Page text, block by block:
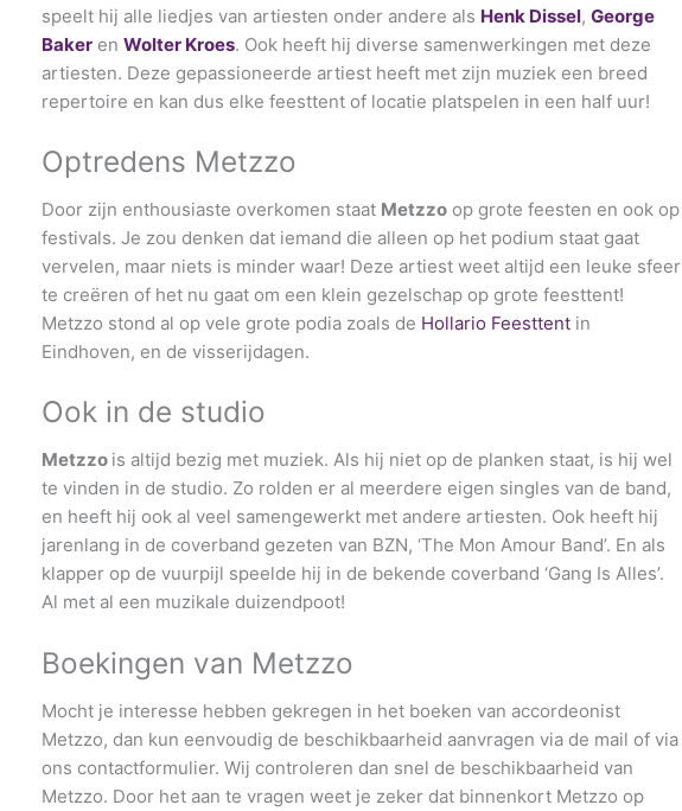
speelt hij alle liedjes van artiesten onder andere als Henk Dissel, George
Baker en Wolter Kroes. Ook heeft hij diverse samenwerkingen met deze
artiesten. Deze gepassioneerde artiest heeft met zijn muziek een breed
repertoire en kan dus elke feesttent of locatie platspelen in een half uur!
Optredens Metzzo
Door zijn enthousiaste overkomen staat Metzzo op grote feesten en ook op
festivals. Je zou denken dat iemand die alleen op het podium staat gaat
vervelen, maar niets is minder waar! Deze artiest weet altijd een leuke sfeer
te creëren of het nu gaat om een klein gezelschap op grote feesttent!
Metzzo stond al op vele grote podia zoals de Hollario Feesttent in
Eindhoven, en de visserijdagen.
Ook in de studio
Metzzo is altijd bezig met muziek. Als hij niet op de planken staat, is hij wel
te vinden in de studio. Zo rolden er al meerdere eigen singles van de band,
en heeft hij ook al veel samengewerkt met andere artiesten. Ook heeft hij
jarenlang in de coverband gezeten van BZN, ‘The Mon Amour Band’. En als
klapper op de vuurpijl speelde hij in de bekende coverband ‘Gang Is Alles’.
Al met al een muzikale duizendpoot!
Boekingen van Metzzo
Mocht je interesse hebben gekregen in het boeken van accordeonist
Metzzo, dan kun eenvoudig de beschikbaarheid aanvragen via de mail of via
ons contactformulier. Wij controleren dan snel de beschikbaarheid van
Metzzo. Door het aan te vragen weet je zeker dat binnenkort Metzzo op